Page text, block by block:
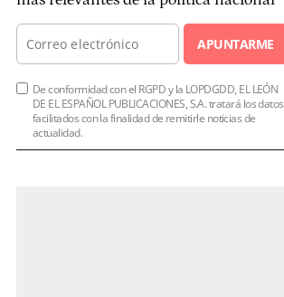
APUNTARME
De conformidad con el RGPD y la LOPDGDD, EL LEÓN
DE EL ESPAÑOL PUBLICACIONES, S.A. tratará los datos
facilitados con la finalidad de remitirle noticias de
actualidad.